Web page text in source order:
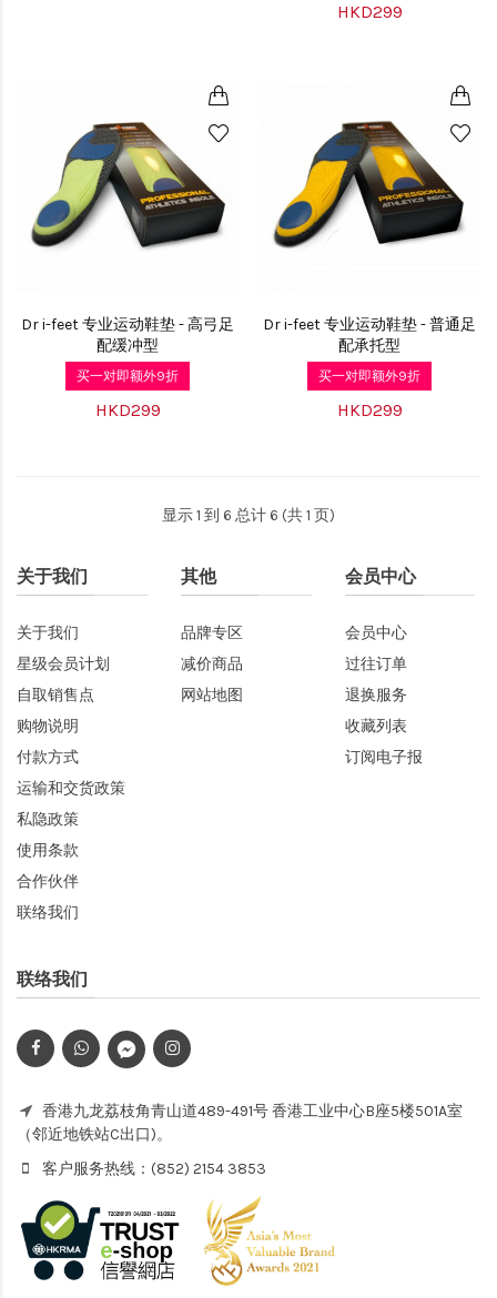
HKD299
Dr i-feet 专业运动鞋垫 - 高弓足
配缓冲型
买一对即额外9折
HKD299
Dr i-feet 专业运动鞋垫 - 普通足
配承托型
买一对即额外9折
HKD299
显示 1 到 6 总计 6 (共 1 页)
关于我们
关于我们
星级会员计划
自取销售点
购物说明
付款方式
运输和交货政策
私隐政策
使用条款
合作伙伴
联络我们
其他
品牌专区
减价商品
网站地图
会员中心
会员中心
过往订单
退换服务
收藏列表
订阅电子报
联络我们
香港九龙荔枝角青山道489-491号 香港工业中心B座5楼501A室
（邻近地铁站C出口)。
客户服务热线：(852) 2154 3853